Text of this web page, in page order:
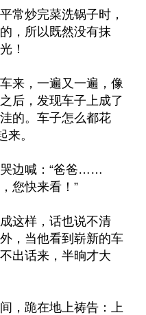
常炒完菜洗锅子时，
，所以既然没有抹
！
来，一遍又一遍，像
后，发现车子上成了
的。车子怎么都花
来。
边喊：“爸爸……
快来看！”
这样，话也说不清
，当他看到崭新的车
出话来，半晌才大
，跪在地上祷告：上